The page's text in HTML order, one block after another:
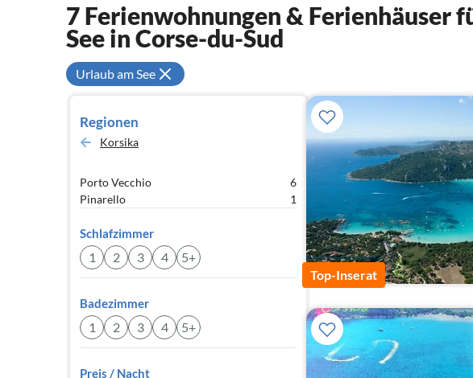
7 Ferienwohnungen & Ferienhäuser
See in Corse-du-Sud
Urlaub am See
Regionen
Korsika
Porto Vecchio
6
Pinarello
1
Schlafzimmer
1 2 3 4 5+
Badezimmer
1 2 3 4 5+
Preis / Nacht
Top-Inserat